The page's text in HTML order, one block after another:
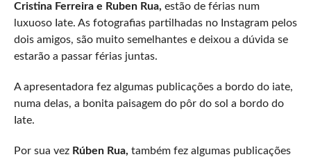
Cristina Ferreira e Ruben Rua, estão de férias num
luxuoso Iate. As fotografias partilhadas no Instagram pelos
dois amigos, são muito semelhantes e deixou a dúvida se
estarão a passar férias juntas.
A apresentadora fez algumas publicações a bordo do iate,
numa delas, a bonita paisagem do pôr do sol a bordo do
Iate.
Por sua vezRúben Rua, também fez algumas publicações